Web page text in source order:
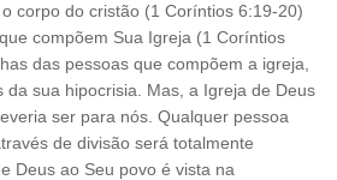
corpo do cristão (1 Coríntios 6:19-20)
compõem Sua Igreja (1 Coríntios
das pessoas que compõem a igreja,
da sua hipocrisia. Mas, a Igreja de Deus
ser para nós. Qualquer pessoa
de divisão será totalmente
Deus ao Seu povo é vista na